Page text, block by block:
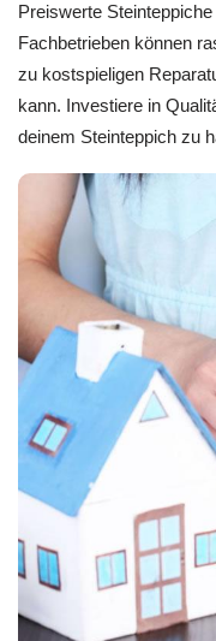
Preiswerte
Fachbetrieben können
zu kostspieligen
kann. Investiere in
deinem Steinteppich zu